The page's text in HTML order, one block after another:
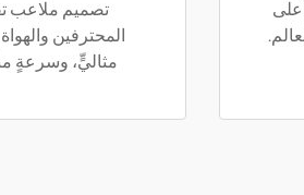
تصميم ملاعب
المحترفين
مثاليٍّ، وسرعةٍ